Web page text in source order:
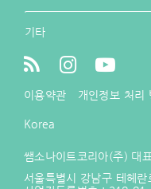
기타
이용약관 개인정보 처리
Korea
쌤소나이트코리아(주) 대
서울특별시 강남구 테헤